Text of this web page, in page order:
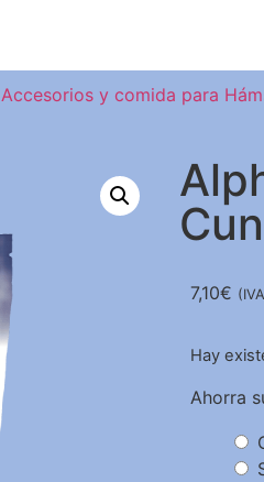
Accesorios y comida para
7,10€
Hay
Ahorra